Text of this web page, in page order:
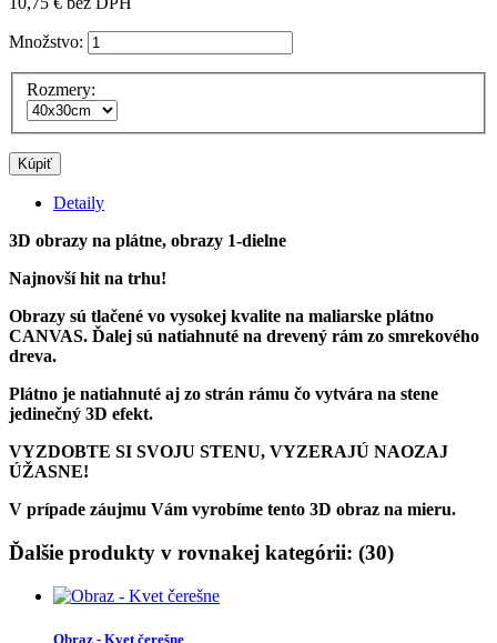
Množstvo:
Rozmery:
Kúpiť
Detaily
3D obrazy na plátne, obrazy 1-dielne
Najnovší hit na trhu!
Obrazy sú tlačené vo vysokej kvalite na maliarske plátno
CANVAS. Ďalej sú natiahnuté na drevený rám zo smrekového
dreva.
Plátno je natiahnuté aj zo strán rámu čo vytvára na stene
jedinečný 3D efekt.
VYZDOBTE SI SVOJU STENU, VYZERAJÚ NAOZAJ
ÚŽASNE!
V prípade záujmu Vám vyrobíme tento 3D obraz na mieru.
Ďalšie produkty v rovnakej kategórii: (30)
Obraz - Kvet čerešne